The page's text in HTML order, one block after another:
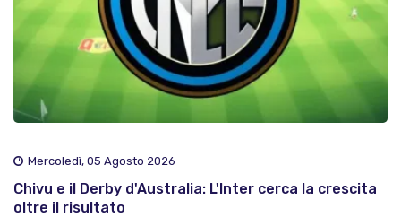
Mercoledì, 05 Agosto 2026
Chivu e il Derby d'Australia: L'Inter cerca la crescita
oltre il risultato